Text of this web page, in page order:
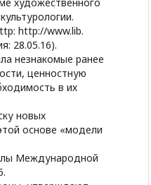
http://www.lib.
28.05.16).
незнакомые ранее
ценностную
в их
новых
основе «модели
Международной